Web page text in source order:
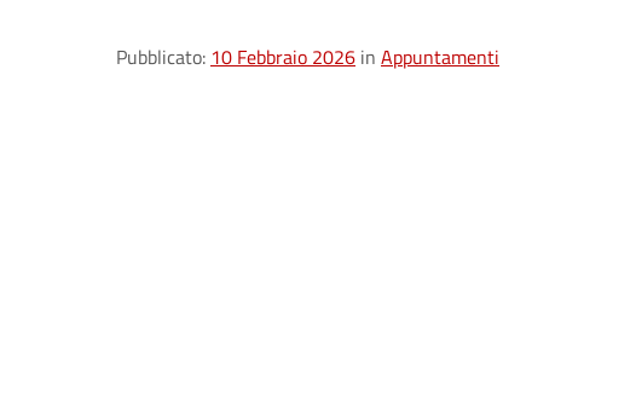
Pubblicato: 10 Febbraio 2026 in Appuntamenti